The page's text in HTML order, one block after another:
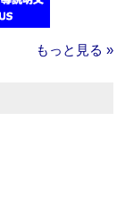
もっと見る »